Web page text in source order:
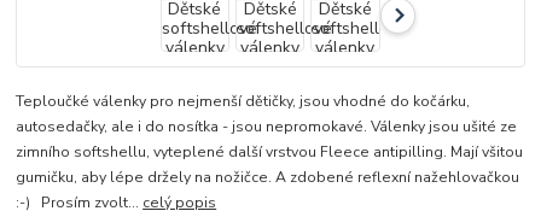
Teploučké válenky pro nejmenší dětičky, jsou vhodné do kočárku,
autosedačky, ale i do nosítka - jsou nepromokavé. Válenky jsou ušité ze
zimního softshellu, vyteplené další vrstvou Fleece antipilling. Mají všitou
gumičku, aby lépe držely na nožičce. A zdobené reflexní nažehlovačkou
:-) Prosím zvolt... celý popis